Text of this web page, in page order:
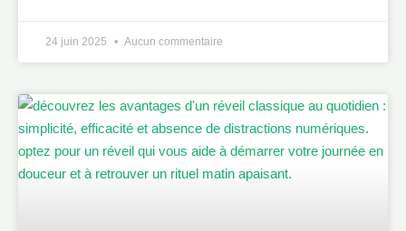
24 juin 2025 Aucun commentaire